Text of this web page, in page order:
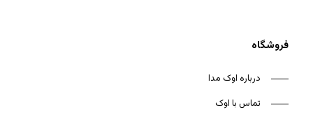
فروشگاه
درباره اوک مدا
تماس با اوک